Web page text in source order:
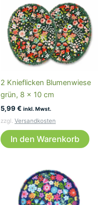
2 Knieflicken Blumenwiese
grün, 8 x 10 cm
5,99 € inkl. Mwst.
zzgl. Versandkosten
In den Warenkorb